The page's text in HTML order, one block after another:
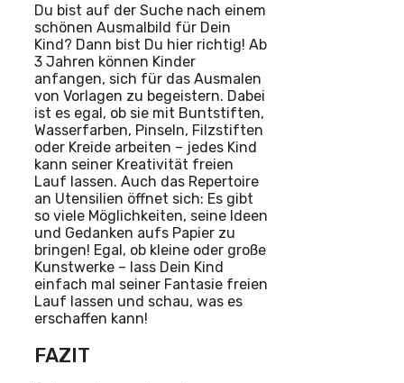
Du bist auf der Suche nach einem
schönen Ausmalbild für Dein
Kind? Dann bist Du hier richtig! Ab
3 Jahren können Kinder
anfangen, sich für das Ausmalen
von Vorlagen zu begeistern. Dabei
ist es egal, ob sie mit Buntstiften,
Wasserfarben, Pinseln, Filzstiften
oder Kreide arbeiten – jedes Kind
kann seiner Kreativität freien
Lauf lassen. Auch das Repertoire
an Utensilien öffnet sich: Es gibt
so viele Möglichkeiten, seine Ideen
und Gedanken aufs Papier zu
bringen! Egal, ob kleine oder große
Kunstwerke – lass Dein Kind
einfach mal seiner Fantasie freien
Lauf lassen und schau, was es
erschaffen kann!
FAZIT